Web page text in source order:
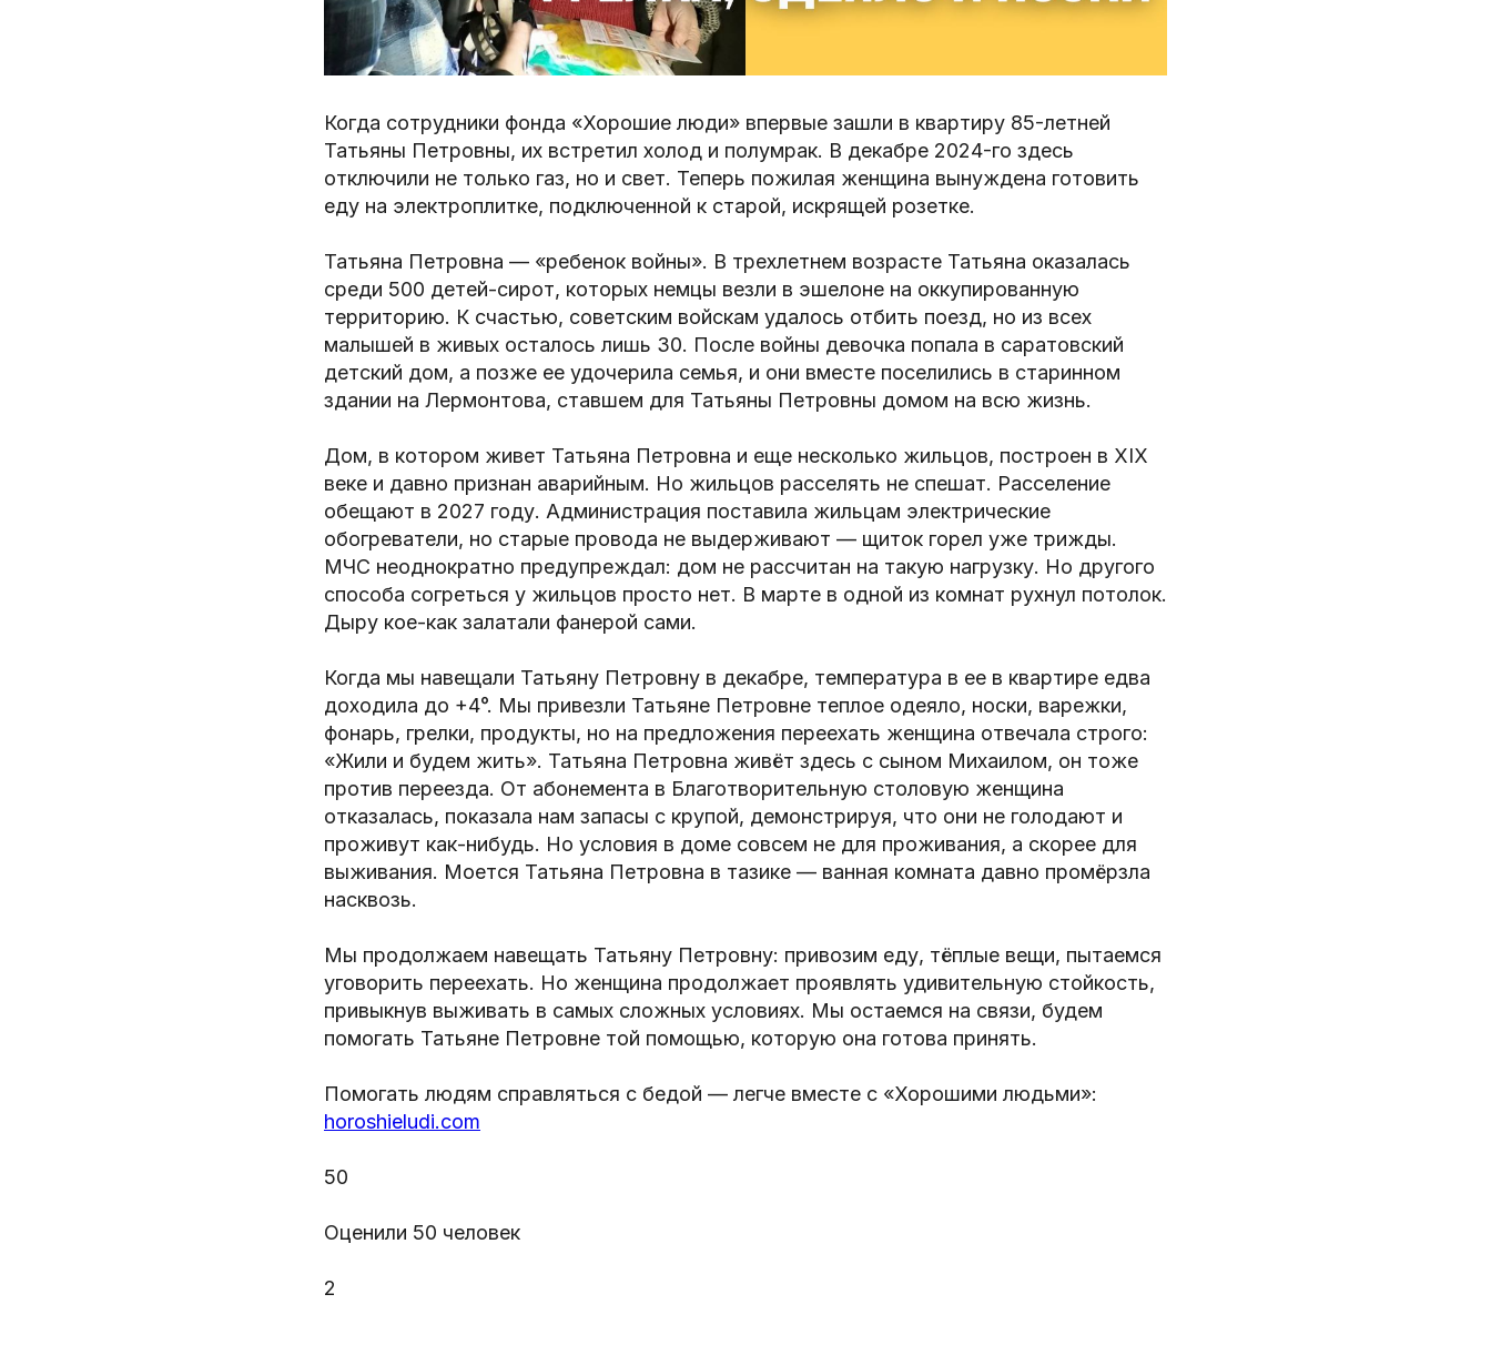
Когда сотрудники фонда «Хорошие люди» впервые зашли в квартиру 85-летней
Татьяны Петровны, их встретил холод и полумрак. В декабре 2024-го здесь
отключили не только газ, но и свет. Теперь пожилая женщина вынуждена готовить
еду на электроплитке, подключенной к старой, искрящей розетке.
Татьяна Петровна — «ребенок войны». В трехлетнем возрасте Татьяна оказалась
среди 500 детей-сирот, которых немцы везли в эшелоне на оккупированную
территорию. К счастью, советским войскам удалось отбить поезд, но из всех
малышей в живых осталось лишь 30. После войны девочка попала в саратовский
детский дом, а позже ее удочерила семья, и они вместе поселились в старинном
здании на Лермонтова, ставшем для Татьяны Петровны домом на всю жизнь.
Дом, в котором живет Татьяна Петровна и еще несколько жильцов, построен в XIX
веке и давно признан аварийным. Но жильцов расселять не спешат. Расселение
обещают в 2027 году. Администрация поставила жильцам электрические
обогреватели, но старые провода не выдерживают — щиток горел уже трижды.
МЧС неоднократно предупреждал: дом не рассчитан на такую нагрузку. Но другого
способа согреться у жильцов просто нет. В марте в одной из комнат рухнул потолок.
Дыру кое-как залатали фанерой сами.
Когда мы навещали Татьяну Петровну в декабре, температура в ее в квартире едва
доходила до +4°. Мы привезли Татьяне Петровне теплое одеяло, носки, варежки,
фонарь, грелки, продукты, но на предложения переехать женщина отвечала строго:
«Жили и будем жить». Татьяна Петровна живёт здесь с сыном Михаилом, он тоже
против переезда. От абонемента в Благотворительную столовую женщина
отказалась, показала нам запасы с крупой, демонстрируя, что они не голодают и
проживут как-нибудь. Но условия в доме совсем не для проживания, а скорее для
выживания. Моется Татьяна Петровна в тазике — ванная комната давно промёрзла
насквозь.
Мы продолжаем навещать Татьяну Петровну: привозим еду, тёплые вещи, пытаемся
уговорить переехать. Но женщина продолжает проявлять удивительную стойкость,
привыкнув выживать в самых сложных условиях. Мы остаемся на связи, будем
помогать Татьяне Петровне той помощью, которую она готова принять.
Помогать людям справляться с бедой — легче вместе с «Хорошими людьми»:
horoshieludi.com
50
Оценили 50 человек
2